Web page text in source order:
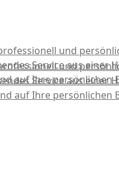
und
Service aus einer
auf Ihre persönlichen
und
Service aus einer
auf Ihre persönlichen